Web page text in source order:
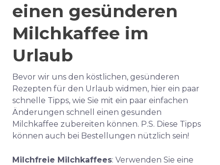
einen gesünderen
Milchkaffee im
Urlaub
Bevor wir uns den köstlichen, gesünderen
Rezepten für den Urlaub widmen, hier ein paar
schnelle Tipps, wie Sie mit ein paar einfachen
Änderungen schnell einen gesunden
Milchkaffee zubereiten können. P.S. Diese Tipps
können auch bei Bestellungen nützlich sein!
Milchfreie Milchkaffees: Verwenden Sie eine